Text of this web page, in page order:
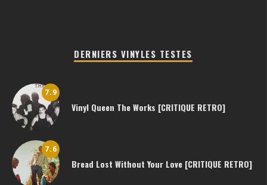
DERNIERS VINYLES TESTES
7.9
Vinyl Queen The Works [CRITIQUE RETRO]
7.6
Bread Lost Without Your Love [CRITIQUE RETRO]